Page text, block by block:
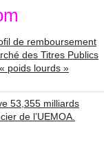
de remboursement
des Titres Publics
poids lourds »
53,355 milliards
de l’UEMOA.